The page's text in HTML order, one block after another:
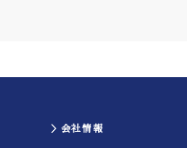
＞会社情報